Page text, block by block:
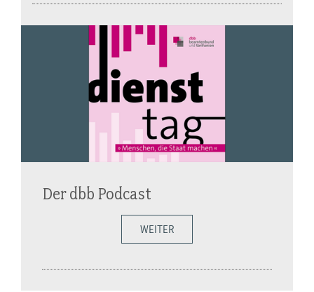
Der dbb Podcast
WEITER